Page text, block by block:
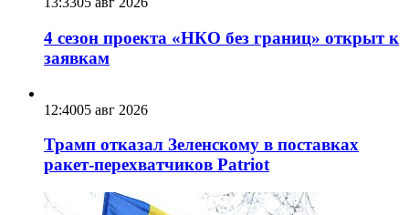
4 сезон проекта «НКО без границ» открыт к
заявкам
12:4005 авг 2026
Трамп отказал Зеленскому в поставках
ракет-перехватчиков Patriot